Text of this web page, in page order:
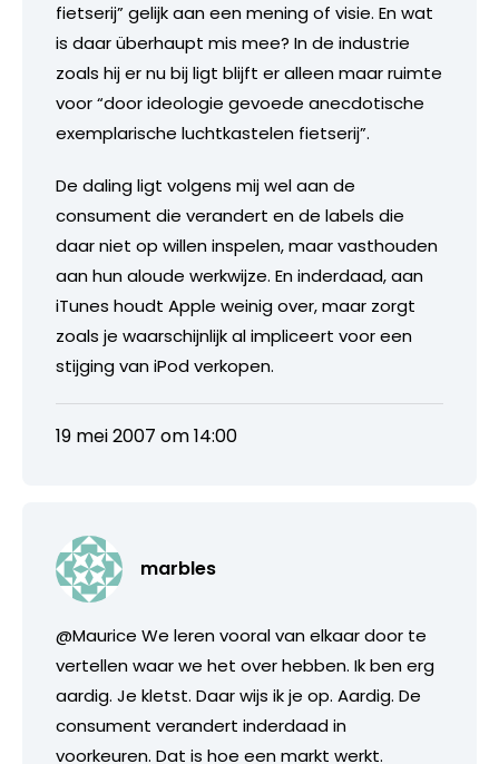
fietserij” gelijk aan een mening of visie. En wat
is daar überhaupt mis mee? In de industrie
zoals hij er nu bij ligt blijft er alleen maar ruimte
voor “door ideologie gevoede anecdotische
exemplarische luchtkastelen fietserij”.
De daling ligt volgens mij wel aan de
consument die verandert en de labels die
daar niet op willen inspelen, maar vasthouden
aan hun aloude werkwijze. En inderdaad, aan
iTunes houdt Apple weinig over, maar zorgt
zoals je waarschijnlijk al impliceert voor een
stijging van iPod verkopen.
19 mei 2007 om 14:00
marbles
@Maurice We leren vooral van elkaar door te
vertellen waar we het over hebben. Ik ben erg
aardig. Je kletst. Daar wijs ik je op. Aardig. De
consument verandert inderdaad in
voorkeuren. Dat is hoe een markt werkt.